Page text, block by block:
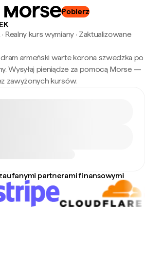
Pobierz
Realny kurs wymiany· Zaktualizowane
armeński warte korona szwedzka po
Wysyłaj pieniądze za pomocą Morse —
zawyżonych kursów.
partnerami finansowymi